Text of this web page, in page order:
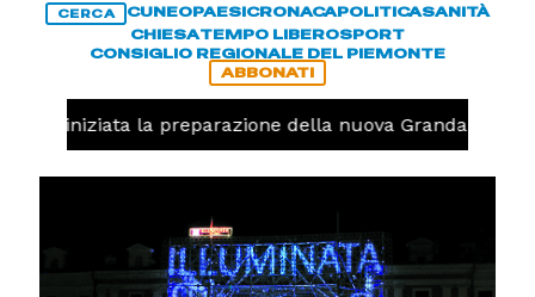
CERCA CUNEOPAESICRONACAPOLITICASANITÀ
CHIESATEMPO LIBEROSPORT
CONSIGLIO REGIONALE DEL PIEMONTE
ABBONATI
iniziata la preparazione della nuova Granda Volley